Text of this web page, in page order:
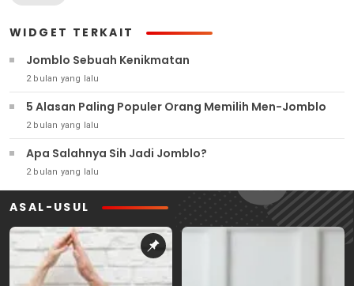
WIDGET TERKAIT
Jomblo Sebuah Kenikmatan
2 bulan yang lalu
5 Alasan Paling Populer Orang Memilih Men-Jomblo
2 bulan yang lalu
Apa Salahnya Sih Jadi Jomblo?
2 bulan yang lalu
ASAL-USUL